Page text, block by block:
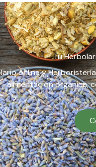
Tu
online y
alimentación orgánica,